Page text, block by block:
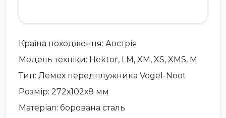
Країна походження: Австрія
Модель техніки: Hektor, LM, XM, XS, XMS, M
Тип: Лемех передплужника Vogel-Noot
Розмір: 272х102х8 мм
Матеріал: борована сталь